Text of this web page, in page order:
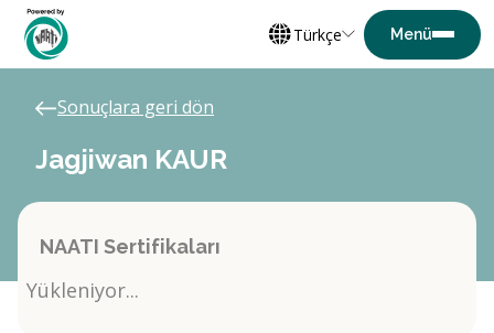
Türkçe
Sonuçlara geri dön
Jagjiwan KAUR
NAATI Sertifikaları
Yükleniyor...